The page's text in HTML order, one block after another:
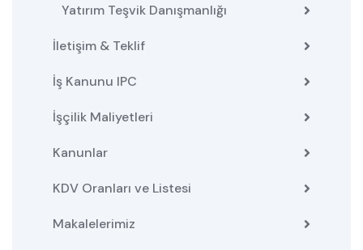
Yatırım Teşvik Danışmanlığı
İletişim & Teklif
İş Kanunu IPC
İşçilik Maliyetleri
Kanunlar
KDV Oranları ve Listesi
Makalelerimiz